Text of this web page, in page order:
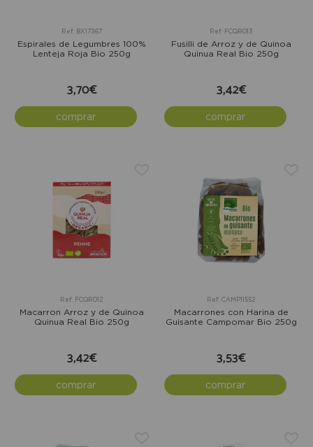
Ref: BX17367
Espirales de Legumbres 100%
Lenteja Roja Bio 250g
3,70€
comprar
Ref: FCQR013
Fusilli de Arroz y de Quinoa
Quinua Real Bio 250g
3,42€
comprar
Ref: FCQR012
Macarron Arroz y de Quinoa
Quinua Real Bio 250g
3,42€
comprar
Ref: CAMP11552
Macarrones con Harina de
Guisante Campomar Bio 250g
3,53€
comprar